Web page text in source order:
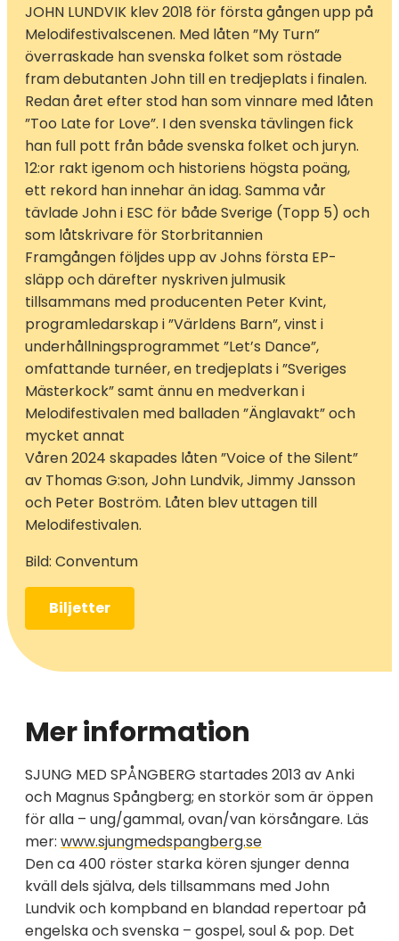
JOHN LUNDVIK klev 2018 för första gången upp på
Melodifestivalscenen. Med låten ”My Turn”
överraskade han svenska folket som röstade
fram debutanten John till en tredjeplats i finalen.
Redan året efter stod han som vinnare med låten
”Too Late for Love”. I den svenska tävlingen fick
han full pott från både svenska folket och juryn.
12:or rakt igenom och historiens högsta poäng,
ett rekord han innehar än idag. Samma vår
tävlade John i ESC för både Sverige (Topp 5) och
som låtskrivare för Storbritannien
Framgången följdes upp av Johns första EP-
släpp och därefter nyskriven julmusik
tillsammans med producenten Peter Kvint,
programledarskap i ”Världens Barn”, vinst i
underhållningsprogrammet ”Let’s Dance”,
omfattande turnéer, en tredjeplats i ”Sveriges
Mästerkock” samt ännu en medverkan i
Melodifestivalen med balladen ”Änglavakt” och
mycket annat
Våren 2024 skapades låten ”Voice of the Silent”
av Thomas G:son, John Lundvik, Jimmy Jansson
och Peter Boström. Låten blev uttagen till
Melodifestivalen.
Bild: Conventum
Biljetter
Mer information
SJUNG MED SPÅNGBERG startades 2013 av Anki
och Magnus Spångberg; en storkör som är öppen
för alla – ung/gammal, ovan/van körsångare. Läs
mer: www.sjungmedspangberg.se
Den ca 400 röster starka kören sjunger denna
kväll dels själva, dels tillsammans med John
Lundvik och kompband en blandad repertoar på
engelska och svenska – gospel, soul & pop. Det